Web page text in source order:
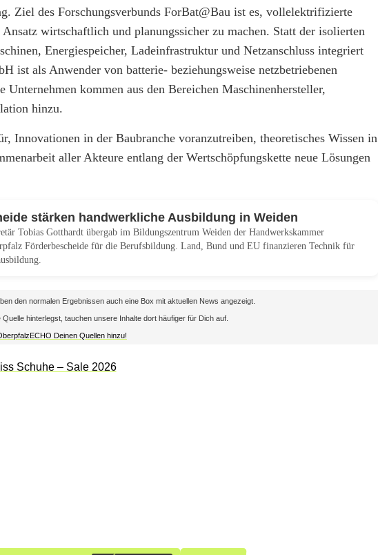
Ziel des Forschungsverbunds ForBat@Bau ist es, vollelektrifizierte
wirtschaftlich und planungssicher zu machen. Statt der isolierten
Energiespeicher, Ladeinfrastruktur und Netzanschluss integriert
ist als Anwender von batterie- beziehungsweise netzbetriebenen
kommen aus den Bereichen Maschinenhersteller,
hinzu.
Innovationen in der Baubranche voranzutreiben, theoretisches Wissen in
aller Akteure entlang der Wertschöpfungskette neue Lösungen
stärken handwerkliche Ausbildung in Weiden
Tobias Gotthardt übergab im Bildungszentrum Weiden der Handwerkskammer
Förderbescheide für die Berufsbildung. Land, Bund und EU finanzieren Technik für
den normalen Ergebnissen auch eine Box mit aktuellen News angezeigt.
hinterlegst, tauchen unsere Inhalte dort häufiger für Dich auf.
Deinen Quellen hinzu!